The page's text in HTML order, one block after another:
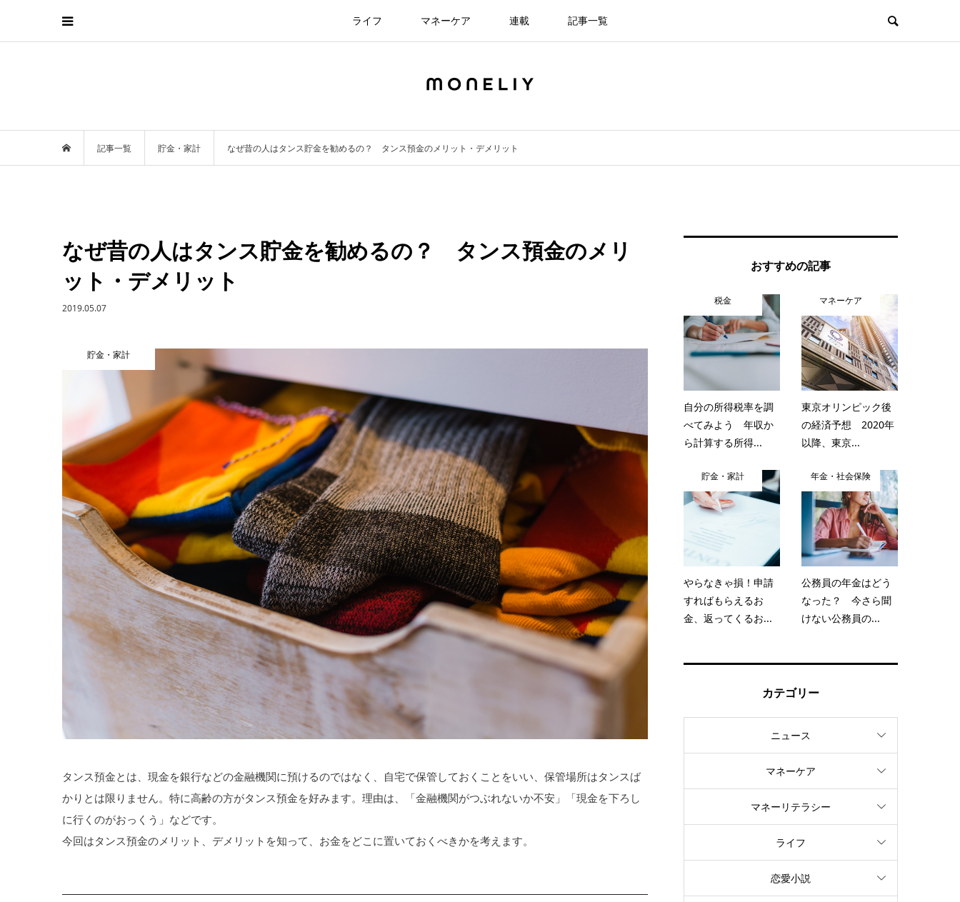
ライフ マネーケア 連載 記事一覧
記事一覧 貯金・家計 なぜ昔の人はタンス貯金を勧めるの？ タンス預金のメリット・デメリット
なぜ昔の人はタンス貯金を勧めるの？ タンス預金のメリ
ット・デメリット
2019.05.07
貯金・家計
タンス預金とは、現金を銀行などの金融機関に預けるのではなく、自宅で保管しておくことをいい、保管場所はタンスば
かりとは限りません。特に高齢の方がタンス預金を好みます。理由は、「金融機関がつぶれないか不安」「現金を下ろし
に行くのがおっくう」などです。
今回はタンス預金のメリット、デメリットを知って、お金をどこに置いておくべきかを考えます。
おすすめの記事
税金
自分の所得税率を調
べてみよう 年収か
ら計算する所得...
マネーケア
東京オリンピック後
の経済予想 2020年
以降、東京...
貯金・家計
やらなきゃ損！申請
すればもらえるお
金、返ってくるお...
年金・社会保険
公務員の年金はどう
なった？ 今さら聞
けない公務員の...
カテゴリー
ニュース
マネーケア
マネーリテラシー
ライフ
恋愛小説